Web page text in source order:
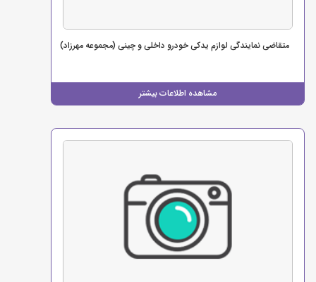
مشاهده اطلاعات بیشتر
متقاضی نمایندگی لوازم یدکی خودرو داخلی و چینی (مجموعه مهرزاد)